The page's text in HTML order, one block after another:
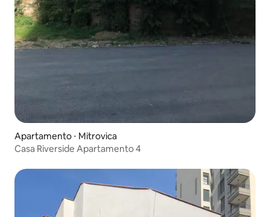
Apartamento ⋅ Mitrovica
Casa Riverside Apartamento 4